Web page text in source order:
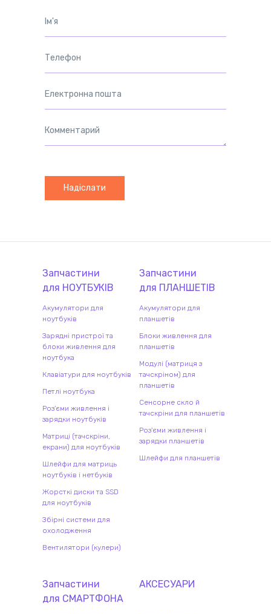
Запчастини
для НОУТБУКІВ
Акумулятори для
ноутбуків
Зарядні пристрої та
блоки живлення для
ноутбука
Клавіатури для ноутбуків
Петлі ноутбука
Роз'єми живлення і
зарядки ноутбуків
Матриці (тачскріни,
екрани) для ноутбуків
Шлейфи для матриць
ноутбуків і нетбуків
Жорсткі диски та SSD
для ноутбуків
Збірні системи для
охолодження
Вентилятори (кулери)
Запчастини
для ПЛАНШЕТІВ
Акумулятори для
планшетів
Блоки живлення для
планшетів
Модулі (матриця з
тачскріном) для
планшетів
Сенсорне скло й
тачскріни для планшетів
Роз'єми живлення і
зарядки планшетів
Шлейфи для планшетів
Запчастини
для СМАРТФОНА
АКСЕСУАРИ